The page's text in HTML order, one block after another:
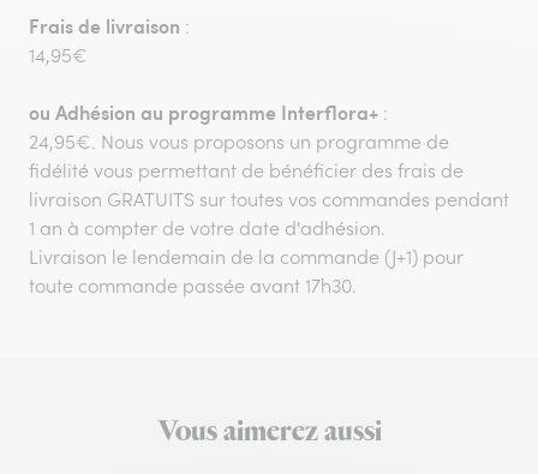
Frais de livraison :
14,95€
ou Adhésion au programme Interflora+ :
24,95€. Nous vous proposons un programme de
fidélité vous permettant de bénéficier des frais de
livraison GRATUITS sur toutes vos commandes pendant
1 an à compter de votre date d'adhésion.
Livraison le lendemain de la commande (J+1) pour
toute commande passée avant 17h30.
Vous aimerez aussi